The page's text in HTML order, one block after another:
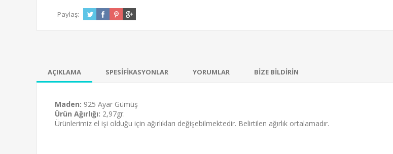
Paylaş:
AÇIKLAMA SPESİFİKASYONLAR YORUMLAR BİZE BİLDİRİN
Maden: 925 Ayar Gümüş
Ürün Ağırlığı: 2,97gr.
Ürünlerimiz el işi olduğu için ağırlıkları değişebilmektedir. Belirtilen ağırlık ortalamadır.